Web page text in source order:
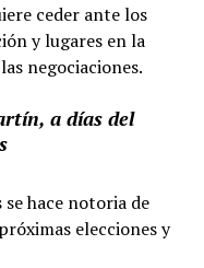
ceder ante los
y lugares en la
negociaciones.
a días del
hace notoria de
elecciones y